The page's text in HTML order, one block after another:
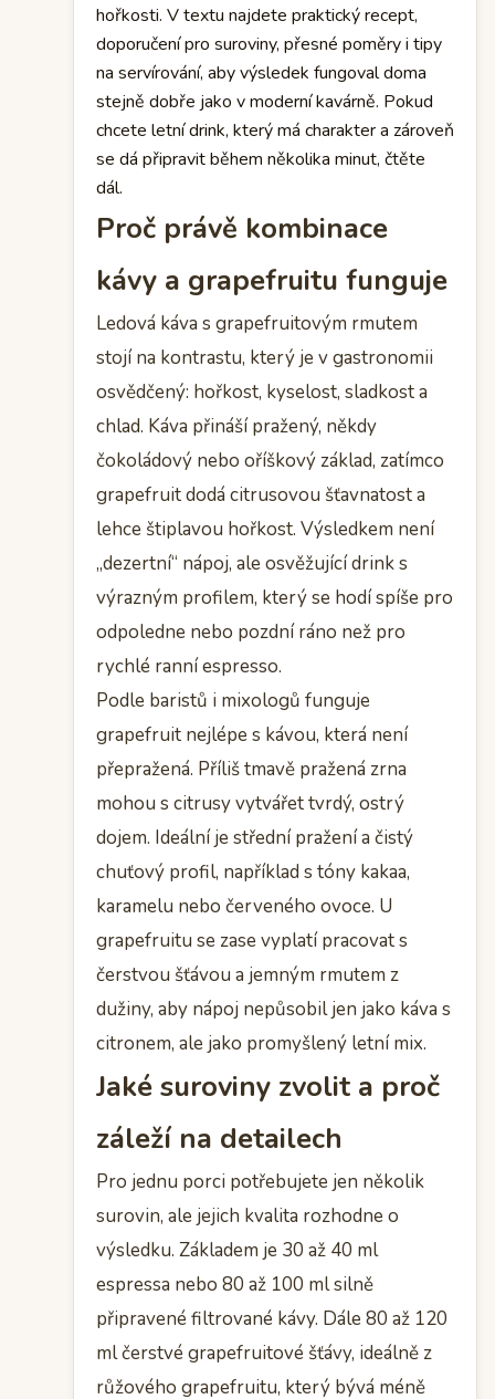
hořkosti. V textu najdete praktický recept,
doporučení pro suroviny, přesné poměry i tipy
na servírování, aby výsledek fungoval doma
stejně dobře jako v moderní kavárně. Pokud
chcete letní drink, který má charakter a zároveň
se dá připravit během několika minut, čtěte
dál.
Proč právě kombinace
kávy a grapefruitu funguje
Ledová káva s grapefruitovým rmutem
stojí na kontrastu, který je v gastronomii
osvědčený: hořkost, kyselost, sladkost a
chlad. Káva přináší pražený, někdy
čokoládový nebo oříškový základ, zatímco
grapefruit dodá citrusovou šťavnatost a
lehce štiplavou hořkost. Výsledkem není
„dezertní“ nápoj, ale osvěžující drink s
výrazným profilem, který se hodí spíše pro
odpoledne nebo pozdní ráno než pro
rychlé ranní espresso.
Podle baristů i mixologů funguje
grapefruit nejlépe s kávou, která není
přepražená. Příliš tmavě pražená zrna
mohou s citrusy vytvářet tvrdý, ostrý
dojem. Ideální je střední pražení a čistý
chuťový profil, například s tóny kakaa,
karamelu nebo červeného ovoce. U
grapefruitu se zase vyplatí pracovat s
čerstvou šťávou a jemným rmutem z
dužiny, aby nápoj nepůsobil jen jako káva s
citronem, ale jako promyšlený letní mix.
Jaké suroviny zvolit a proč
záleží na detailech
Pro jednu porci potřebujete jen několik
surovin, ale jejich kvalita rozhodne o
výsledku. Základem je 30 až 40 ml
espressa nebo 80 až 100 ml silně
připravené filtrované kávy. Dále 80 až 120
ml čerstvé grapefruitové šťávy, ideálně z
růžového grapefruitu, který bývá méně